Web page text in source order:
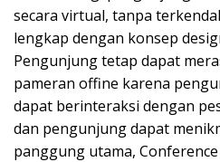
secara virtual, tanpa
lengkap dengan konsep
Pengunjung tetap dapat
pameran offine karena
dapat berinteraksi dengan
dan pengunjung dapat
panggung utama,